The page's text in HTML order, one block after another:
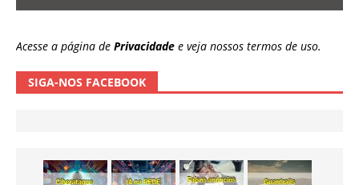
Acesse a página de Privacidade e veja nossos termos de uso.
SIGA-NOS FACEBOOK